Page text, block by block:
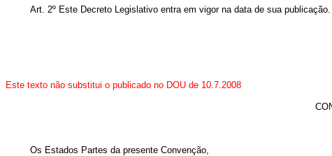
Art. 2º Este Decreto Legislativo entra em vigor na data de sua publicação.
Este texto não substitui o publicado no DOU de 10.7.2008
Os Estados Partes da presente Convenção,